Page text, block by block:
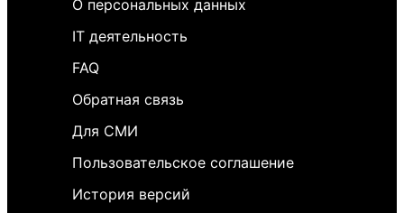
О персональных данных
IT деятельность
FAQ
Обратная связь
Для СМИ
Пользовательское соглашение
История версий